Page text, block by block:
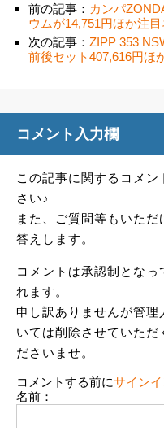
前の記事： カンパ
ウムが14,751円ほか注目
次の記事： ZIPP 353
前後セット407,616円ほ
コメント入力欄
この記事に関するコメ
さい♪
また、ご質問等もいた
答えします。
コメントは承認制とな
れます。
申し訳ありませんが管
いては削除させていただ
ださいませ。
コメントする前にサインイ
名前：